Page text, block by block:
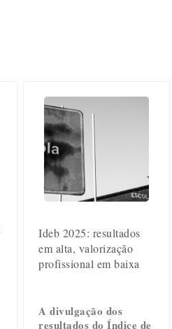
Ideb 2025: resultados
em alta, valorização
profissional em baixa
A divulgação dos
resultados do Índice de